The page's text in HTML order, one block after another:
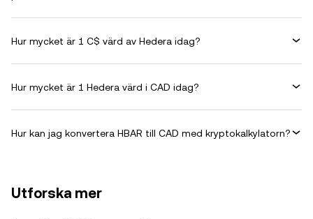
Hur mycket är 1 C$ värd av Hedera idag?
Hur mycket är 1 Hedera värd i CAD idag?
Hur kan jag konvertera HBAR till CAD med kryptokalkylatorn?
Utforska mer